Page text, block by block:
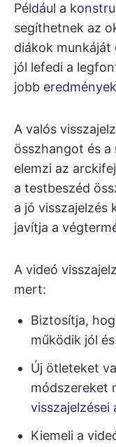
Például a
segíthetnek az
diákok munkáját
jól lefedi a
jobb
A valós
összhangot és
elemzi az
a testbeszéd
a jó visszajelzés
javítja a
A videó
mert:
Biztosítja,
működik jól
Új ötleteket
módszereket
visszajelzései
Kiemeli a